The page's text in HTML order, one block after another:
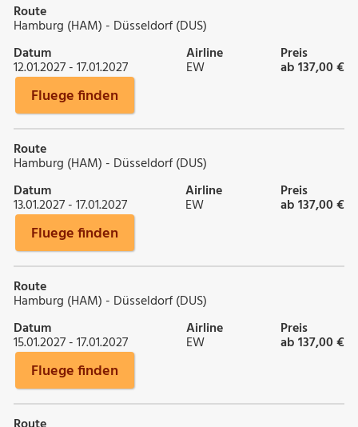
Route
Hamburg (HAM) - Düsseldorf (DUS)
Datum
12.01.2027 - 17.01.2027
Airline
EW
Preis
ab 137,00 €
Fluege finden
Route
Hamburg (HAM) - Düsseldorf (DUS)
Datum
13.01.2027 - 17.01.2027
Airline
EW
Preis
ab 137,00 €
Fluege finden
Route
Hamburg (HAM) - Düsseldorf (DUS)
Datum
15.01.2027 - 17.01.2027
Airline
EW
Preis
ab 137,00 €
Fluege finden